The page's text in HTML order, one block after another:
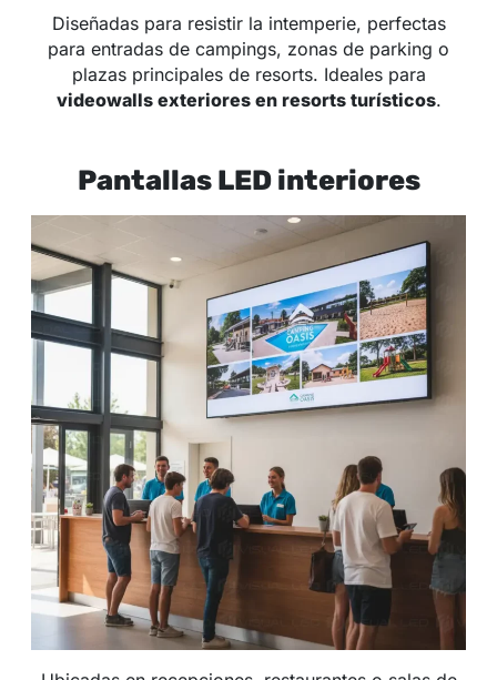
Diseñadas para resistir la intemperie, perfectas
para entradas de campings, zonas de parking o
plazas principales de resorts. Ideales para
videowalls exteriores en resorts turísticos.
Pantallas LED interiores